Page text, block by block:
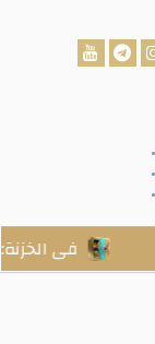
فى الخزنة: